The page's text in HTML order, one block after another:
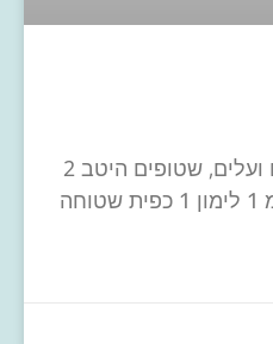
1 צרור סלרי – גבעולים ועלים, שטופים היטב 2